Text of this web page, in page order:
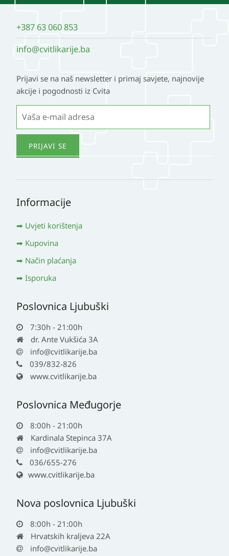
+387 63 060 853
info@cvitlikarije.ba
Prijavi se na naš newsletter i primaj savjete, najnovije
akcije i pogodnosti iz Cvita
Informacije
Uvjeti korištenja
Kupovina
Način plaćanja
Isporuka
Poslovnica Ljubuški
7:30h - 21:00h
dr. Ante Vukšića 3A
info@cvitlikarije.ba
039/832-826
www.cvitlikarije.ba
Poslovnica Međugorje
8:00h - 21:00h
Kardinala Stepinca 37A
info@cvitlikarije.ba
036/655-276
www.cvitlikarije.ba
Nova poslovnica Ljubuški
8:00h - 21:00h
Hrvatskih kraljeva 22A
info@cvitlikarije.ba